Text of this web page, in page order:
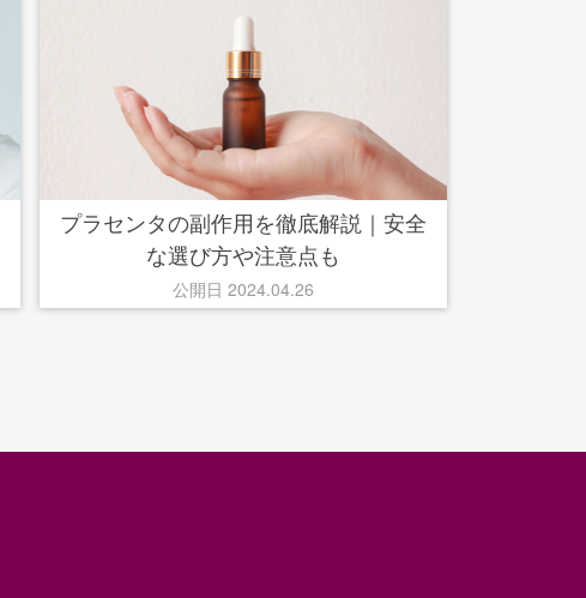
プラセンタの副作用を徹底解説｜安全
な選び方や注意点も
公開日 2024.04.26